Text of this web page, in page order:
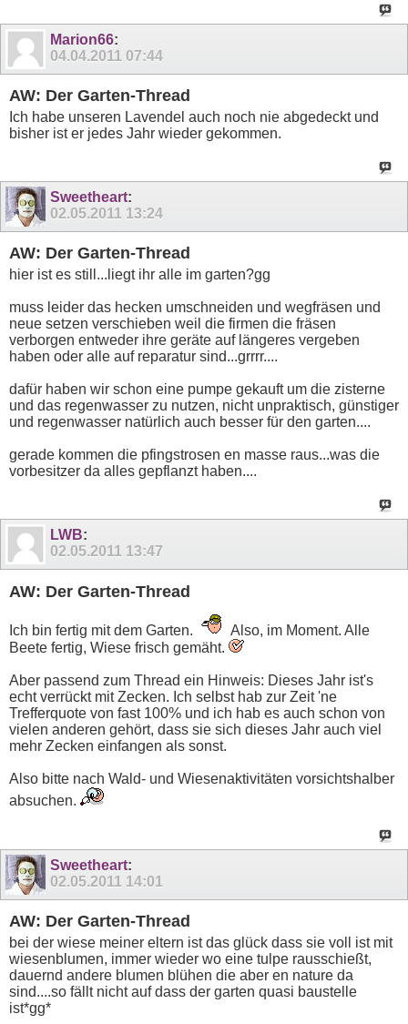
Marion66:
04.04.2011 07:44
AW: Der Garten-Thread
Ich habe unseren Lavendel auch noch nie abgedeckt und
bisher ist er jedes Jahr wieder gekommen.
Sweetheart:
02.05.2011 13:24
AW: Der Garten-Thread
hier ist es still...liegt ihr alle im garten?gg
muss leider das hecken umschneiden und wegfräsen und
neue setzen verschieben weil die firmen die fräsen
verborgen entweder ihre geräte auf längeres vergeben
haben oder alle auf reparatur sind...grrrr....
dafür haben wir schon eine pumpe gekauft um die zisterne
und das regenwasser zu nutzen, nicht unpraktisch, günstiger
und regenwasser natürlich auch besser für den garten....
gerade kommen die pfingstrosen en masse raus...was die
vorbesitzer da alles gepflanzt haben....
LWB:
02.05.2011 13:47
AW: Der Garten-Thread
Ich bin fertig mit dem Garten.
Also, im Moment. Alle
Beete fertig, Wiese frisch gemäht.
Aber passend zum Thread ein Hinweis: Dieses Jahr ist's
echt verrückt mit Zecken. Ich selbst hab zur Zeit 'ne
Trefferquote von fast 100% und ich hab es auch schon von
vielen anderen gehört, dass sie sich dieses Jahr auch viel
mehr Zecken einfangen als sonst.
Also bitte nach Wald- und Wiesenaktivitäten vorsichtshalber
absuchen.
Sweetheart:
02.05.2011 14:01
AW: Der Garten-Thread
bei der wiese meiner eltern ist das glück dass sie voll ist mit
wiesenblumen, immer wieder wo eine tulpe rausschießt,
dauernd andere blumen blühen die aber en nature da
sind....so fällt nicht auf dass der garten quasi baustelle
ist*gg*